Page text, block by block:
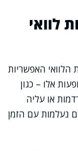
לוואי
הלוואי האפשריות
אלו – כגון
או עליה
נעלמות עם הזמן